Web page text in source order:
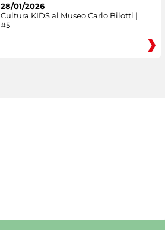
28/01/2026
Cultura KIDS al Museo Carlo Bilotti |
#5